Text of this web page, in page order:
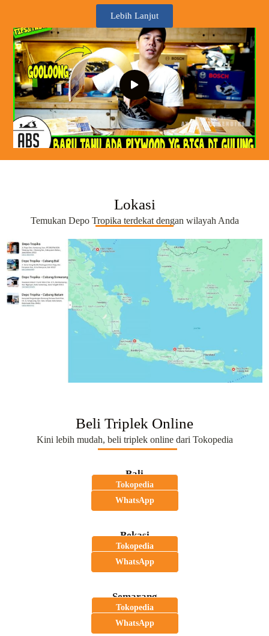
Lebih Lanjut
Lokasi
Temukan Depo Tropika terdekat dengan wilayah Anda
Beli Triplek Online
Kini lebih mudah, beli triplek online dari Tokopedia
Bali
Tokopedia
WhatsApp
Bekasi
Tokopedia
WhatsApp
Semarang
Tokopedia
WhatsApp